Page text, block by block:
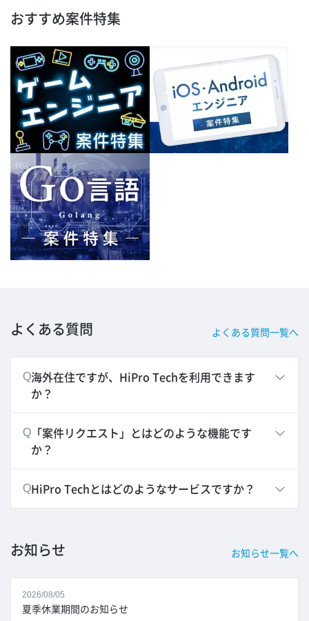
おすすめ案件特集
よくある質問 よくある質問一覧へ
Q海外在住ですが、HiPro Techを利用できます
か？
Q
「案件リクエスト」とはどのような機能です
か？
QHiPro Techとはどのようなサービスですか？
お知らせ お知らせ一覧へ
2026/08/05
夏季休業期間のお知らせ